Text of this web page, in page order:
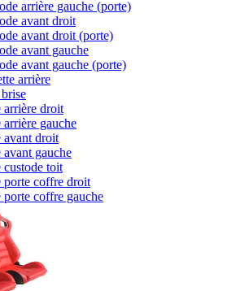
arrière gauche (porte)
avant droit
avant droit (porte)
avant gauche
avant gauche (porte)
arrière
arrière droit
gauche
avant droit
gauche
custode toit
porte coffre droit
porte coffre gauche